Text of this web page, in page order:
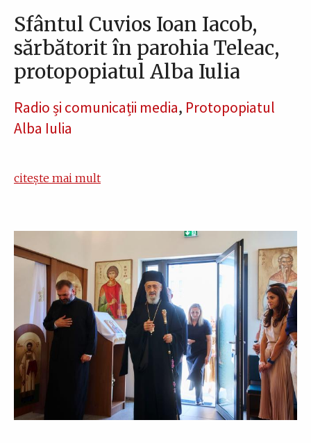
Sfântul Cuvios Ioan Iacob,
sărbătorit în parohia Teleac,
protopopiatul Alba Iulia
Radio și comunicații media, Protopopiatul
Alba Iulia
citește mai mult